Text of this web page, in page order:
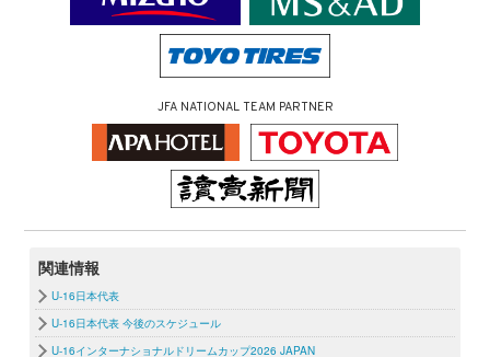
JFA NATIONAL TEAM PARTNER
関連情報
U-16日本代表
U-16日本代表 今後のスケジュール
U-16インターナショナルドリームカップ2026 JAPAN